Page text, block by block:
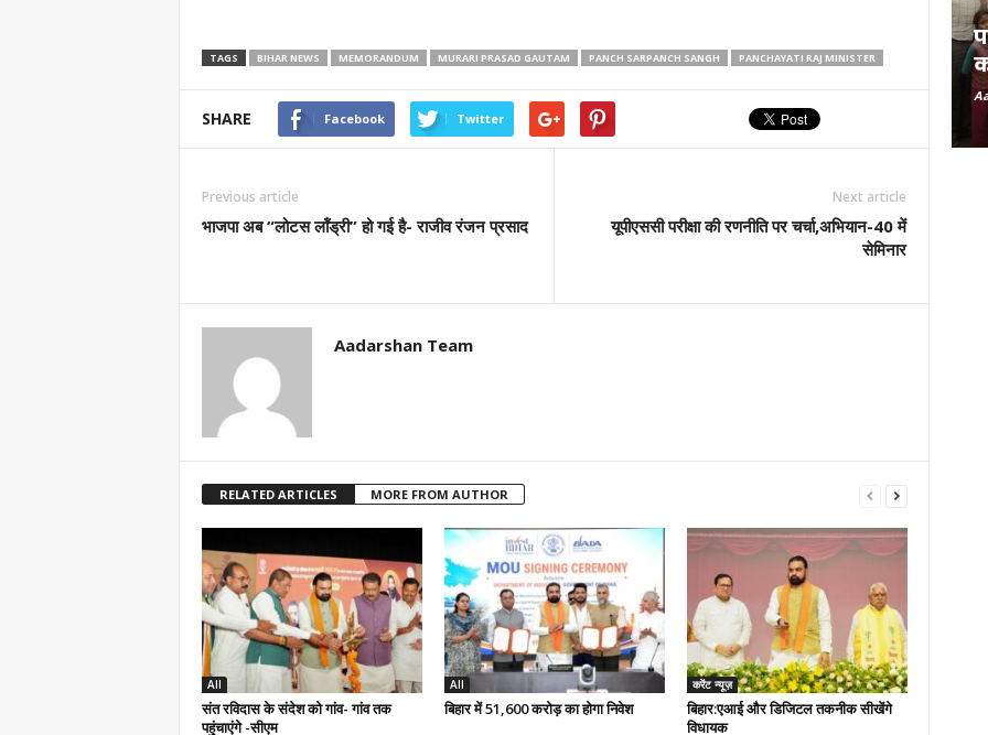
TAGS BIHAR NEWS MEMORANDUM MURARI PRASAD GAUTAM PANCH SARPANCH SANGH PANCHAYATI RAJ MINISTER
SHARE Facebook Twitter
Previous article
भाजपा अब “लोटस लॉंड्री” हो गई है- राजीव रंजन प्रसाद
Next article
यूपीएससी परीक्षा की रणनीति पर चर्चा,अभियान-40 में
सेमिनार
Aadarshan Team
RELATED ARTICLES MORE FROM AUTHOR
All
संत रविदास के संदेश को गांव- गांव तक
पहुंचाएंगे -सीएम
All
बिहार में 51,600 करोड़ का होगा निवेश
करेंट न्यूज़
बिहार:एआई और डिजिटल तकनीक सीखेंगे
विधायक